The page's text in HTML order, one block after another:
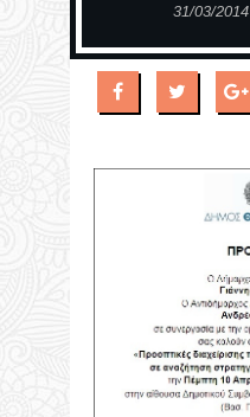
31/03/2014